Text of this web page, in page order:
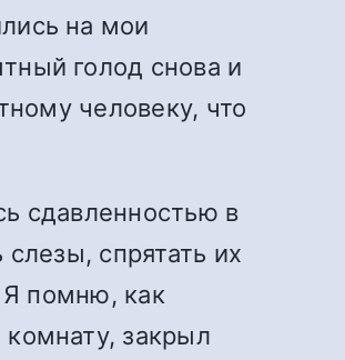
на мои
голод снова и
человеку, что
сдавленностью в
спрятать их
Я помню, как
закрыл